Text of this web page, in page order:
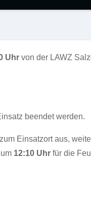
Uhr von der LAWZ
beendet werden.
zum Einsatzort aus,
12:10 Uhr für die